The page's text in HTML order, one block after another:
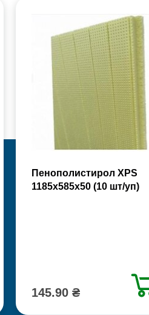
Пенополистирол XPS
1185х585х50 (10 шт/уп)
145.90 ₴